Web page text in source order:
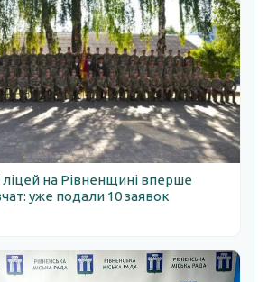
ліцей на Рівненщині вперше
уже подали 10 заявок